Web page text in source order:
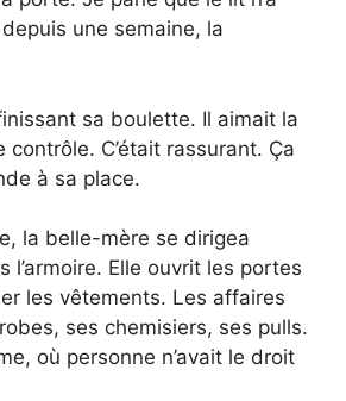
une semaine, la
sa boulette. Il aimait la
contrôle. C’était rassurant. Ça
à sa place.
la belle-mère se dirigea
l’armoire. Elle ouvrit les portes
les vêtements. Les affaires
ses chemisiers, ses pulls.
où personne n’avait le droit